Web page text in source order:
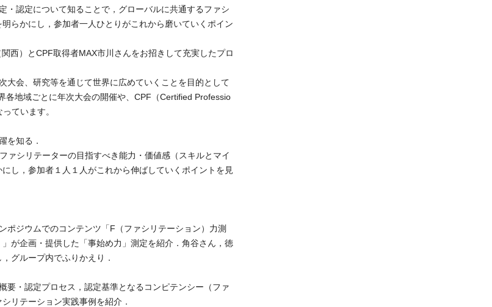
・認定について知ることで，グローバルに共通するファシ
らかにし，参加者一人ひとりがこれから磨いていくポイン
西）とCPF取得者MAX市川さんをお招きして充実したプロ
会、研究等を通じて世界に広めていくことを目的として
地域ごとに年次大会の開催や、CPF（Certified Professio
ています。
を知る．
ァシリテーターの目指すべき能力・価値感（スキルとマイ
し，参加者１人１人がこれから伸ばしていくポイントを見
ジウムでのコンテンツ「F（ファシリテーション）力測
が企画・提供した「事始め力」測定を紹介．角谷さん，徳
グループ内でふりかえり．
要・認定プロセス，認定基準となるコンピテンシー（ファ
リテーション実践事例を紹介．